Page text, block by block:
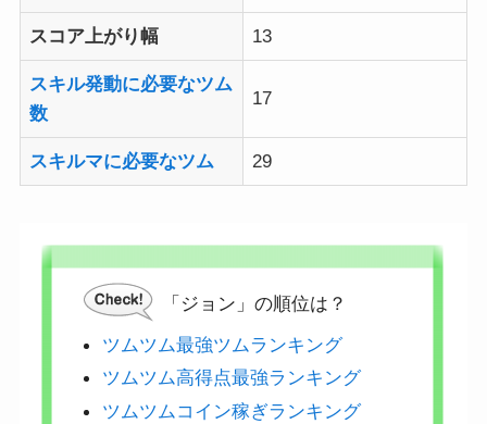
スコア上がり幅 13
スキル発動に必要なツム
数
17
スキルマに必要なツム 29
「ジョン」の順位は？
ツムツム最強ツムランキング
ツムツム高得点最強ランキング
ツムツムコイン稼ぎランキング